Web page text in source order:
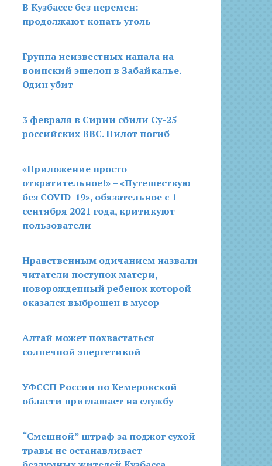
В Кузбассе без перемен:
продолжают копать уголь
Группа неизвестных напала на
воинский эшелон в Забайкалье.
Один убит
3 февраля в Сирии сбили Су-25
российских ВВС. Пилот погиб
«Приложение просто
отвратительное!» – «Путешествую
без COVID-19», обязательное с 1
сентября 2021 года, критикуют
пользователи
Нравственным одичанием назвали
читатели поступок матери,
новорожденный ребенок которой
оказался выброшен в мусор
Алтай может похвастаться
солнечной энергетикой
УФССП России по Кемеровской
области приглашает на службу
“Смешной” штраф за поджог сухой
травы не останавливает